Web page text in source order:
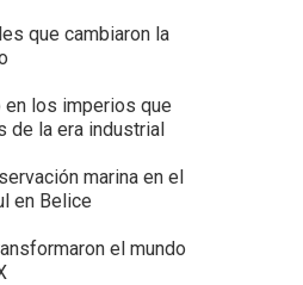
que cambiaron la
los imperios que
de la era industrial
marina en el
en Belice
el mundo